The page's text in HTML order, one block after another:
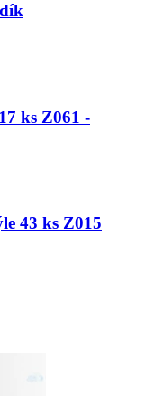
ks Z061 -
43 ks Z015